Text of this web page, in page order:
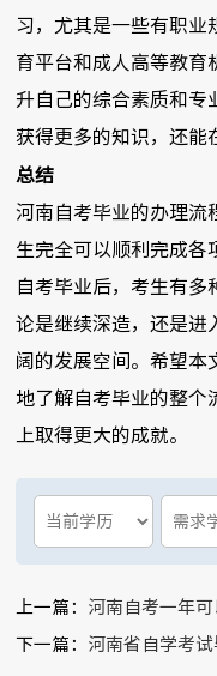
习，尤其是一些有职业
育平台和成人高等教育
升自己的综合素质和专
获得更多的知识，还能
总结
河南自考毕业的办理流
生完全可以顺利完成各
自考毕业后，考生有多
论是继续深造，还是进
阔的发展空间。希望本
地了解自考毕业的整个
上取得更大的成就。
上一篇： 河南自考一年
下一篇： 河南省自学考